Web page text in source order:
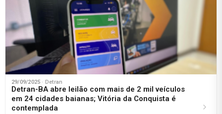
29/09/2025 · Detran
Detran-BA abre leilão com mais de 2 mil veículos
em 24 cidades baianas; Vitória da Conquista é
contemplada